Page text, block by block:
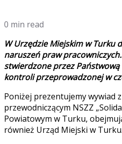
0 min read
W Urzędzie Miejskim w Turku
naruszeń praw
stwierdzone przez
kontroli przeprowadzonej w
Poniżej prezentujemy wywiad
przewodniczącym NSZZ
Powiatowym w Turku,
również Urząd Miejski w Turku.